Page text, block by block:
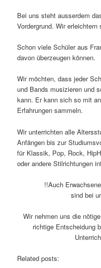
Bei uns steht ausserdem
Vordergrund. Wir
Schon viele Schüler aus
davon überzeugen können.
Wir möchten, dass jeder
und Bands musizieren und
kann. Er kann sich so mit
Erfahrungen sammeln.
Wir unterrichten alle
Anfängen bis zur
für Klassik, Pop, Rock,
oder andere Stilrichtungen
!!Auch
sind bei
Wir nehmen uns die
richtige Entscheidung
Related posts: